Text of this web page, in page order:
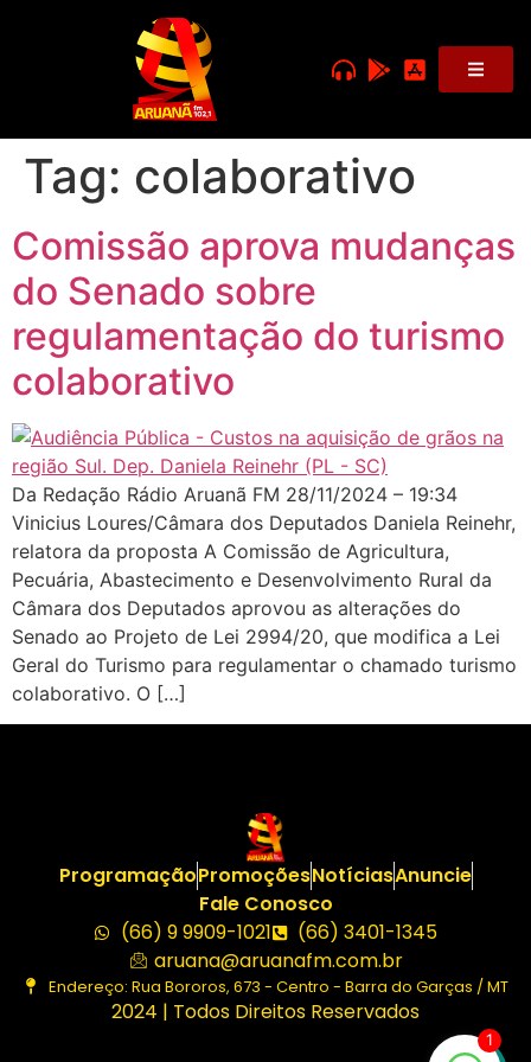
Tag: colaborativo
Comissão aprova mudanças
do Senado sobre
regulamentação do turismo
colaborativo
Da Redação Rádio Aruanã FM 28/11/2024 – 19:34
Vinicius Loures/Câmara dos Deputados Daniela Reinehr,
relatora da proposta A Comissão de Agricultura,
Pecuária, Abastecimento e Desenvolvimento Rural da
Câmara dos Deputados aprovou as alterações do
Senado ao Projeto de Lei 2994/20, que modifica a Lei
Geral do Turismo para regulamentar o chamado turismo
colaborativo. O […]
ProgramaçãoPromoçõesNotíciasAnuncie
Fale Conosco
(66) 9 9909-1021
(66) 3401-1345
aruana@aruanafm.com.br
Endereço: Rua Bororos, 673 - Centro - Barra do Garças / MT
2024 | Todos Direitos Reservados
1